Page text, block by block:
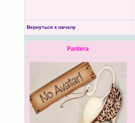
Вернуться к началу
Pantera